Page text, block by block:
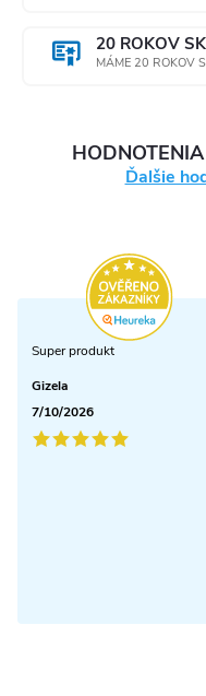
20 ROKOV
MÁME 20 ROKOV
Ďalšie
Super produkt
Gizela
7/10/2026